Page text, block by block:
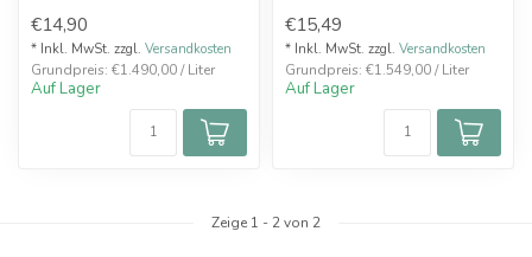
serv...
€14,90
* Inkl. MwSt. zzgl. Versandkosten
Grundpreis: €1.490,00 / Liter
Auf Lager
Blaubeeren.
€15,49
* Inkl. MwSt. zzgl. Versandkosten
Grundpreis: €1.549,00 / Liter
Auf Lager
Zeige 1 - 2von 2